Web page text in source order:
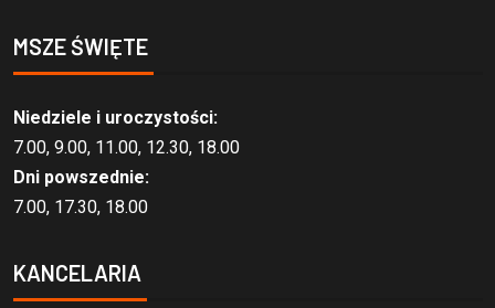
MSZE ŚWIĘTE
Niedziele i uroczystości:
7.00, 9.00, 11.00, 12.30, 18.00
Dni powszednie:
7.00, 17.30, 18.00
KANCELARIA